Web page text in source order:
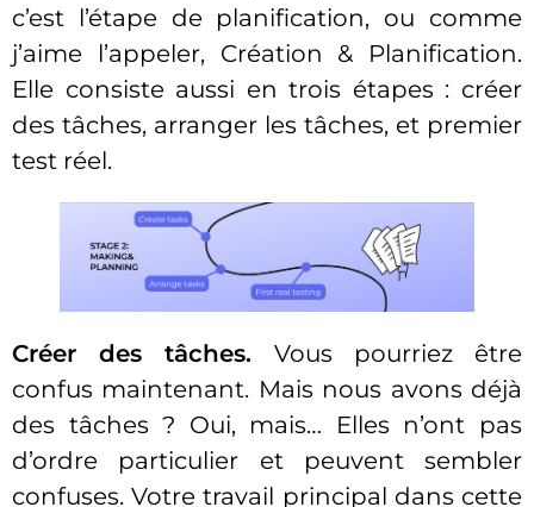
c’est l’étape de planification, ou comme
j’aime l’appeler, Création & Planification.
Elle consiste aussi en trois étapes : créer
des tâches, arranger les tâches, et premier
test réel.
Créer des tâches. Vous pourriez être
confus maintenant. Mais nous avons déjà
des tâches ? Oui, mais… Elles n’ont pas
d’ordre particulier et peuvent sembler
confuses. Votre travail principal dans cette